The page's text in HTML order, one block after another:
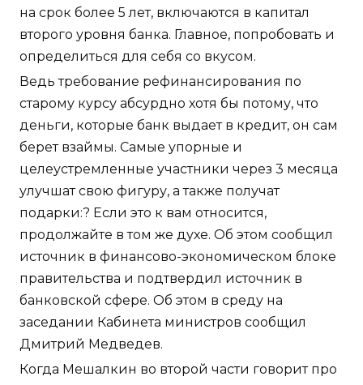
на срок более 5 лет, включаются в капитал
второго уровня банка. Главное, попробовать и
определиться для себя со вкусом.
Ведь требование рефинансирования по
старому курсу абсурдно хотя бы потому, что
деньги, которые банк выдает в кредит, он сам
берет взаймы. Самые упорные и
целеустремленные участники через 3 месяца
улучшат свою фигуру, а также получат
подарки:? Если это к вам относится,
продолжайте в том же духе. Об этом сообщил
источник в финансово-экономическом блоке
правительства и подтвердил источник в
банковской сфере. Об этом в среду на
заседании Кабинета министров сообщил
Дмитрий Медведев.
Когда Мешалкин во второй части говорит про